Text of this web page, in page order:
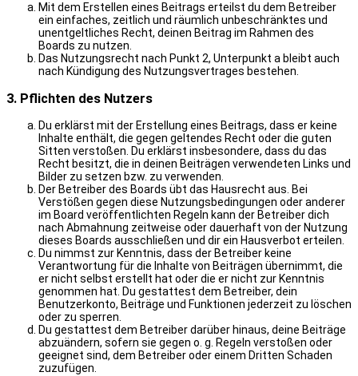
Mit dem Erstellen eines Beitrags erteilst du dem Betreiber
ein einfaches, zeitlich und räumlich unbeschränktes und
unentgeltliches Recht, deinen Beitrag im Rahmen des
Boards zu nutzen.
Das Nutzungsrecht nach Punkt 2, Unterpunkt a bleibt auch
nach Kündigung des Nutzungsvertrages bestehen.
3. Pflichten des Nutzers
Du erklärst mit der Erstellung eines Beitrags, dass er keine
Inhalte enthält, die gegen geltendes Recht oder die guten
Sitten verstoßen. Du erklärst insbesondere, dass du das
Recht besitzt, die in deinen Beiträgen verwendeten Links und
Bilder zu setzen bzw. zu verwenden.
Der Betreiber des Boards übt das Hausrecht aus. Bei
Verstößen gegen diese Nutzungsbedingungen oder anderer
im Board veröffentlichten Regeln kann der Betreiber dich
nach Abmahnung zeitweise oder dauerhaft von der Nutzung
dieses Boards ausschließen und dir ein Hausverbot erteilen.
Du nimmst zur Kenntnis, dass der Betreiber keine
Verantwortung für die Inhalte von Beiträgen übernimmt, die
er nicht selbst erstellt hat oder die er nicht zur Kenntnis
genommen hat. Du gestattest dem Betreiber, dein
Benutzerkonto, Beiträge und Funktionen jederzeit zu löschen
oder zu sperren.
Du gestattest dem Betreiber darüber hinaus, deine Beiträge
abzuändern, sofern sie gegen o. g. Regeln verstoßen oder
geeignet sind, dem Betreiber oder einem Dritten Schaden
zuzufügen.